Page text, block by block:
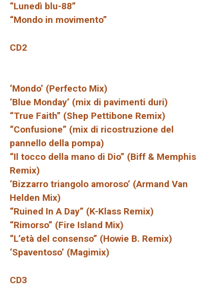
“Lunedì blu-88”
“Mondo in movimento”
CD2
‘Mondo’ (Perfecto Mix)
‘Blue Monday’ (mix di pavimenti duri)
“True Faith” (Shep Pettibone Remix)
“Confusione” (mix di ricostruzione del
pannello della pompa)
“Il tocco della mano di Dio” (Biff & Memphis
Remix)
‘Bizzarro triangolo amoroso’ (Armand Van
Helden Mix)
“Ruined In A Day” (K-Klass Remix)
“Rimorso” (Fire Island Mix)
“L’età del consenso” (Howie B. Remix)
‘Spaventoso’ (Magimix)
CD3